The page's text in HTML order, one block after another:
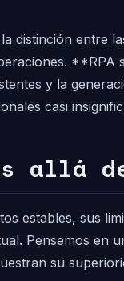
distinción entre
y la
casi
allá
estables, sus
Pensemos en
su